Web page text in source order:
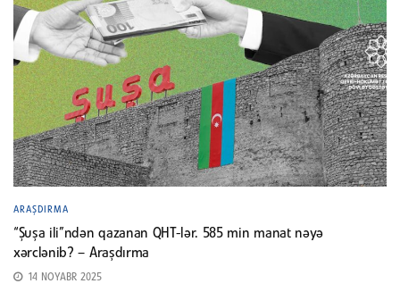
ARAŞDIRMA
“Şuşa ili”ndən qazanan QHT-lər. 585 min manat nəyə
xərclənib? – Araşdırma
14 NOYABR 2025